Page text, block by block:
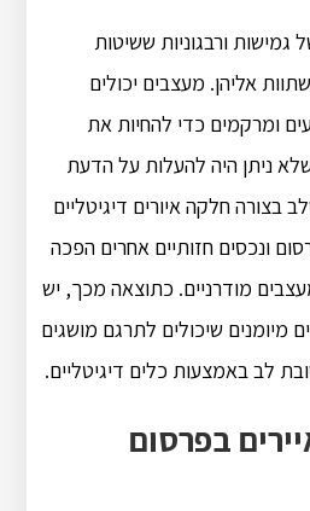
גמישות ורבגוניות ששיטות
אליהן. מעצבים יכולים
ומרקמים כדי להחיות את
ניתן היה להעלות על הדעת
בצורה חלקה איורים דיגיטליים
ונכסים חזותיים אחרים הפכה
מודרניים. כתוצאה מכך, יש
מיומנים שיכולים לתרגם מושגים
לב באמצעות כלים דיגיטליים.
בפרסום